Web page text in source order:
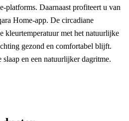
platforms. Daarnaast profiteert u van
Home-app. De circadiane
kleurtemperatuur met het natuurlijke
gezond en comfortabel blijft.
en een natuurlijker dagritme.